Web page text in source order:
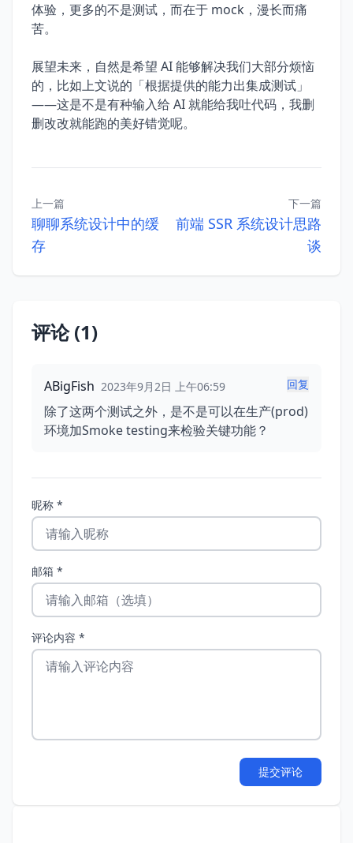
体验，更多的不是测试，而在于 mock，漫长而痛
苦。
展望未来，自然是希望 AI 能够解决我们大部分烦恼
的，比如上文说的「根据提供的能力出集成测试」
——这是不是有种输入给 AI 就能给我吐代码，我删
删改改就能跑的美好错觉呢。
上一篇
聊聊系统设计中的缓
存
下一篇
前端 SSR 系统设计思路
谈
评论 (1)
ABigFish 2023年9月2日 上午06:59 回复
除了这两个测试之外，是不是可以在生产(prod)
环境加Smoke testing来检验关键功能？
昵称 *
邮箱 *
评论内容 *
提交评论